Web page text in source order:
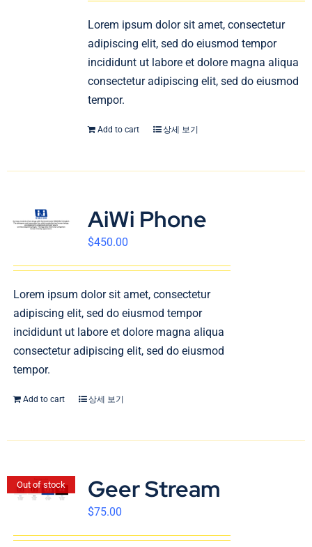
Lorem ipsum dolor sit amet, consectetur
adipiscing elit, sed do eiusmod tempor
incididunt ut labore et dolore magna aliqua
consectetur adipiscing elit, sed do eiusmod
tempor.
Add to cart 상세 보기
AiWi Phone
$450.00
Lorem ipsum dolor sit amet, consectetur
adipiscing elit, sed do eiusmod tempor
incididunt ut labore et dolore magna aliqua
consectetur adipiscing elit, sed do eiusmod
tempor.
Add to cart 상세 보기
Out of stock Geer Stream
$75.00